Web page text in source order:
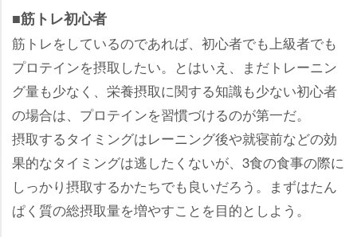
■筋トレ初心者
筋トレをしているのであれば、初心者でも上級者でも
プロテインを摂取したい。とはいえ、まだトレーニン
グ量も少なく、栄養摂取に関する知識も少ない初心者
の場合は、プロテインを習慣づけるのが第一だ。
摂取するタイミングはレーニング後や就寝前などの効
果的なタイミングは逃したくないが、3食の食事の際に
しっかり摂取するかたちでも良いだろう。まずはたん
ぱく質の総摂取量を増やすことを目的としよう。